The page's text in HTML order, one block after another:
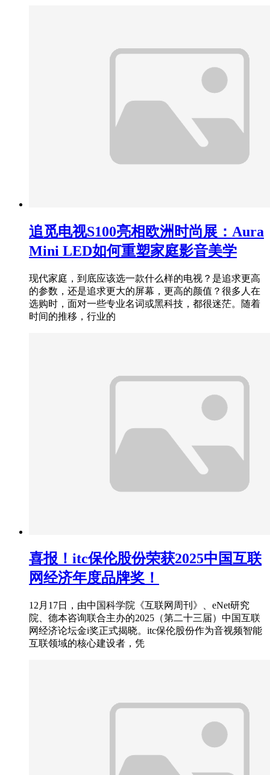
追觅电视S100亮相欧洲时尚展：Aura
Mini LED如何重塑家庭影音美学
现代家庭，到底应该选一款什么样的电视？是追求更高
的参数，还是追求更大的屏幕，更高的颜值？很多人在
选购时，面对一些专业名词或黑科技，都很迷茫。随着
时间的推移，行业的
喜报！itc保伦股份荣获2025中国互联
网经济年度品牌奖！
12月17日，由中国科学院《互联网周刊》、eNet研究
院、德本咨询联合主办的2025（第二十三届）中国互联
网经济论坛金i奖正式揭晓。itc保伦股份作为音视频智能
互联领域的核心建设者，凭